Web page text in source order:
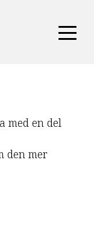
med en del
den mer